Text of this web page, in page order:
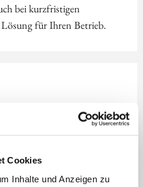
Cookies
Inhalte und Anzeigen zu
bei kurzfristigen
für Ihren Betrieb.
verfügen über fundierte
stellen sicher, dass sie zu
passt.